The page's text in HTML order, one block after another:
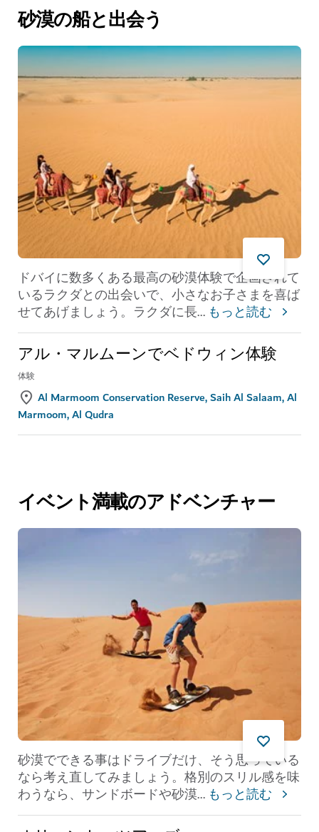
砂漠の船と出会う
ドバイに数多くある最高の砂漠体験で企画されて
いるラクダとの出会いで、小さなお子さまを喜ば
せてあげましょう。ラクダに長... もっと読む
アル・マルムーンでベドウィン体験
体験
Al Marmoom Conservation Reserve, Saih Al Salaam, Al
Marmoom, Al Qudra
イベント満載のアドベンチャー
砂漠でできる事はドライブだけ、そう思っている
なら考え直してみましょう。格別のスリル感を味
わうなら、サンドボードや砂漠... もっと読む